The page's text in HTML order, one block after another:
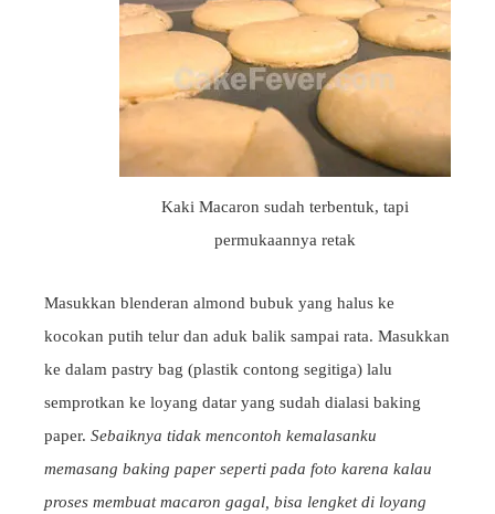
Kaki Macaron sudah terbentuk, tapi
permukaannya retak
Masukkan blenderan almond bubuk yang halus ke
kocokan putih telur dan aduk balik sampai rata. Masukkan
ke dalam pastry bag (plastik contong segitiga) lalu
semprotkan ke loyang datar yang sudah dialasi baking
paper. Sebaiknya tidak mencontoh kemalasanku
memasang baking paper seperti pada foto karena kalau
proses membuat macaron gagal, bisa lengket di loyang